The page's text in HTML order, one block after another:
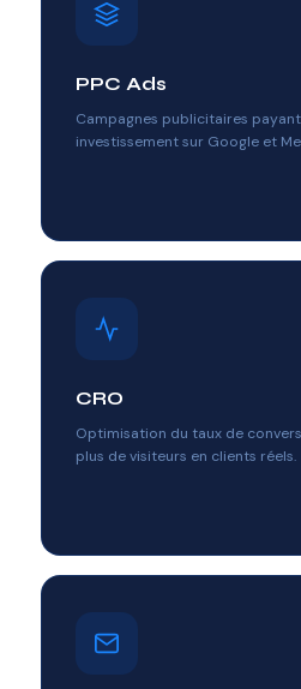
PPC Ads
Campagnes publicitaires
investissement sur Google et
CRO
Optimisation du taux de
plus de visiteurs en clients réels.